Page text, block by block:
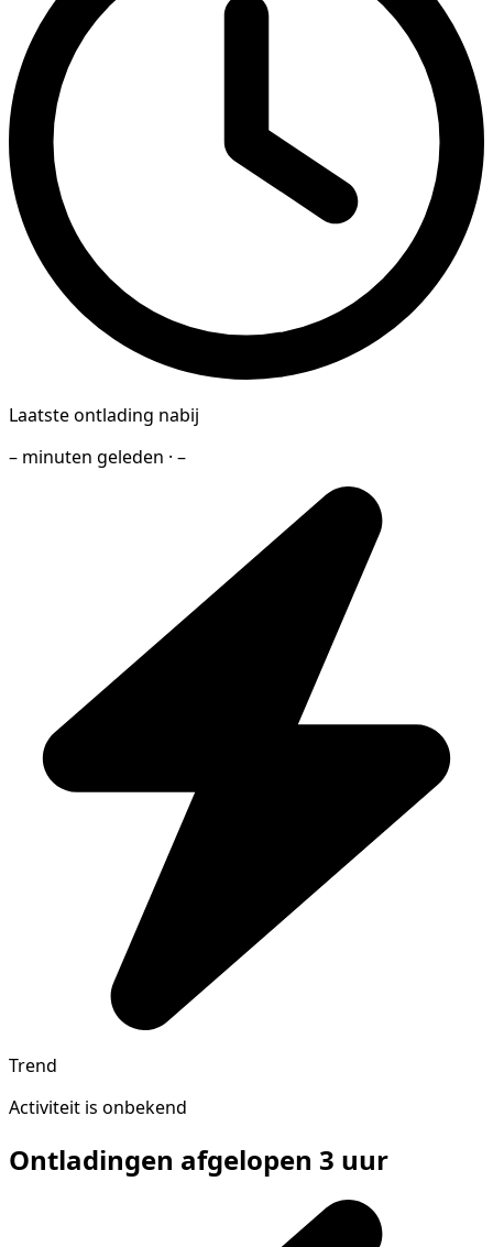
Laatste ontlading nabij
– minuten geleden · –
Trend
Activiteit is onbekend
Ontladingen afgelopen 3 uur